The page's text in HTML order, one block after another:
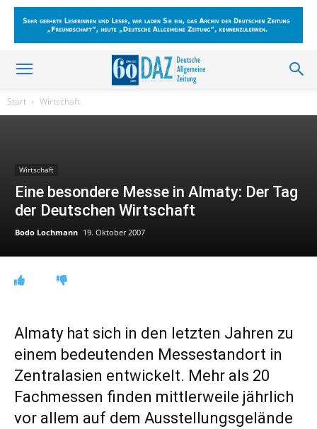
Start Wirtschaft
Wirtschaft
Eine besondere Messe in Almaty: Der Tag
der Deutschen Wirtschaft
Bodo Lochmann 19. Oktober 2007
Almaty hat sich in den letzten Jahren zu
einem bedeutenden Messestandort in
Zentralasien entwickelt. Mehr als 20
Fachmessen finden mittlerweile jährlich
vor allem auf dem Ausstellungsgelände